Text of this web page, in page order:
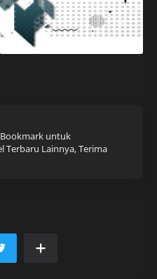
untuk
Terbaru Lainnya, Terima